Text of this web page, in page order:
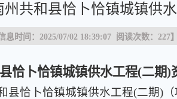
州共和县恰卜恰镇城镇供
息时间：2025/07/02 18:39:07 阅读次数： 227】
恰卜恰镇城镇供水工程(二期)
县恰卜恰镇城镇供水工程(二期)